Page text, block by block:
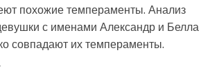
похожие темпераменты. Анализ
с именами Александр и Белла
совпадают их темпераменты.